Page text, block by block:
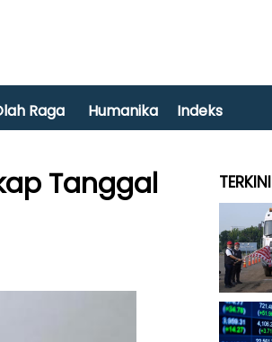
Raga Humanika Indeks
Tanggal
TERKINI